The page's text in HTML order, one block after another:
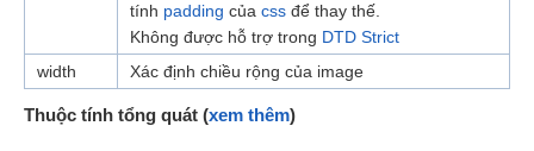
tính padding của css để thay thế.
Không được hỗ trợ trong DTD Strict
width
Xác định chiều rộng của image
Thuộc tính tổng quát (xem thêm)